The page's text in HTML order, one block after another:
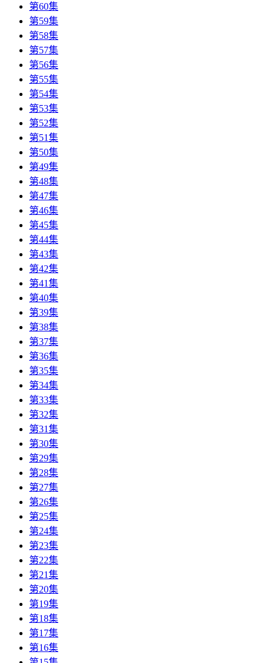
第60集
第59集
第58集
第57集
第56集
第55集
第54集
第53集
第52集
第51集
第50集
第49集
第48集
第47集
第46集
第45集
第44集
第43集
第42集
第41集
第40集
第39集
第38集
第37集
第36集
第35集
第34集
第33集
第32集
第31集
第30集
第29集
第28集
第27集
第26集
第25集
第24集
第23集
第22集
第21集
第20集
第19集
第18集
第17集
第16集